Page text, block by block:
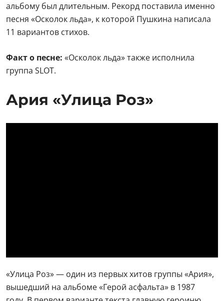
альбому был длительным. Рекорд поставила именно
песня «Осколок льда», к которой Пушкина написала
11 вариантов стихов.
Факт о песне: «Осколок льда» также исполнила
группа SLOT.
Ария «Улица Роз»
«Улица Роз» — один из первых хитов группы «Ария»,
вышедший на альбоме «Герой асфальта» в 1987